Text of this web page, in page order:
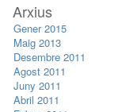
Arxius
Gener 2015
Maig 2013
Desembre 2011
Agost 2011
Juny 2011
Abril 2011